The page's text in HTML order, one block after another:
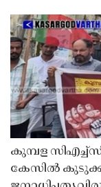
കുമ്പള
കേസിൽ